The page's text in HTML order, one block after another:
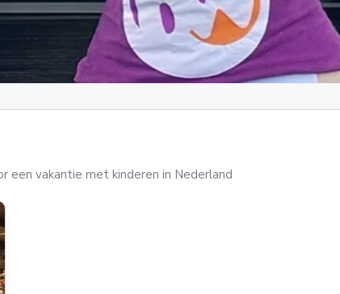
een vakantie met kinderen in Nederland